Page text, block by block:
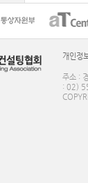
개인정
주소 :
: 02)